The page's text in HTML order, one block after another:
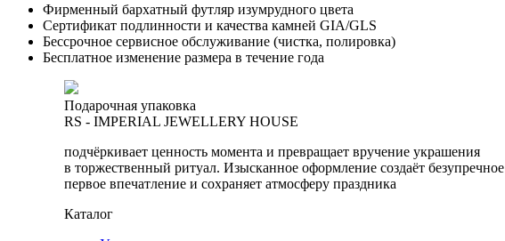
Фирменный бархатный футляр изумрудного цвета
Сертификат подлинности и качества камней GIA/GLS
Бессрочное сервисное обслуживание (чистка, полировка)
Бесплатное изменение размера в течение года
Подарочная упаковка
RS - IMPERIAL JEWELLERY HOUSE
подчёркивает ценность момента и превращает вручение украшения
в торжественный ритуал. Изысканное оформление создаёт безупречное
первое впечатление и сохраняет атмосферу праздника
Каталог